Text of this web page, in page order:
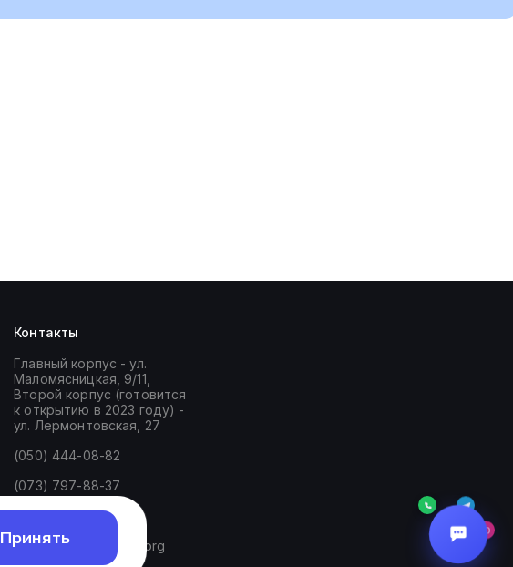
Контакты
Главный корпус - ул.
Маломясницкая, 9/11,
Второй корпус (готовится
к открытию в 2023 году) -
ул. Лермонтовская, 27
(050) 444-08-82
(073) 797-88-37
(067) 549-75-74
managers_kh@itstep.org
Принять